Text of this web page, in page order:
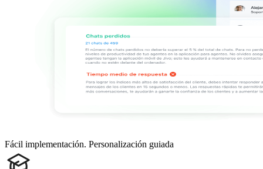
Fácil implementación. Personalización guiada